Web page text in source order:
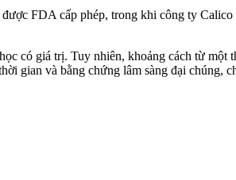
FDA cấp phép, trong khi công ty
có giá trị. Tuy nhiên, khoảng cách từ một
gian và bằng chứng lâm sàng đại chúng,